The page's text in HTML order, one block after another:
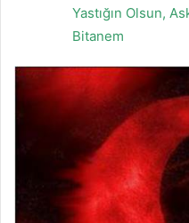
Yastığın Olsun,
Bitanem